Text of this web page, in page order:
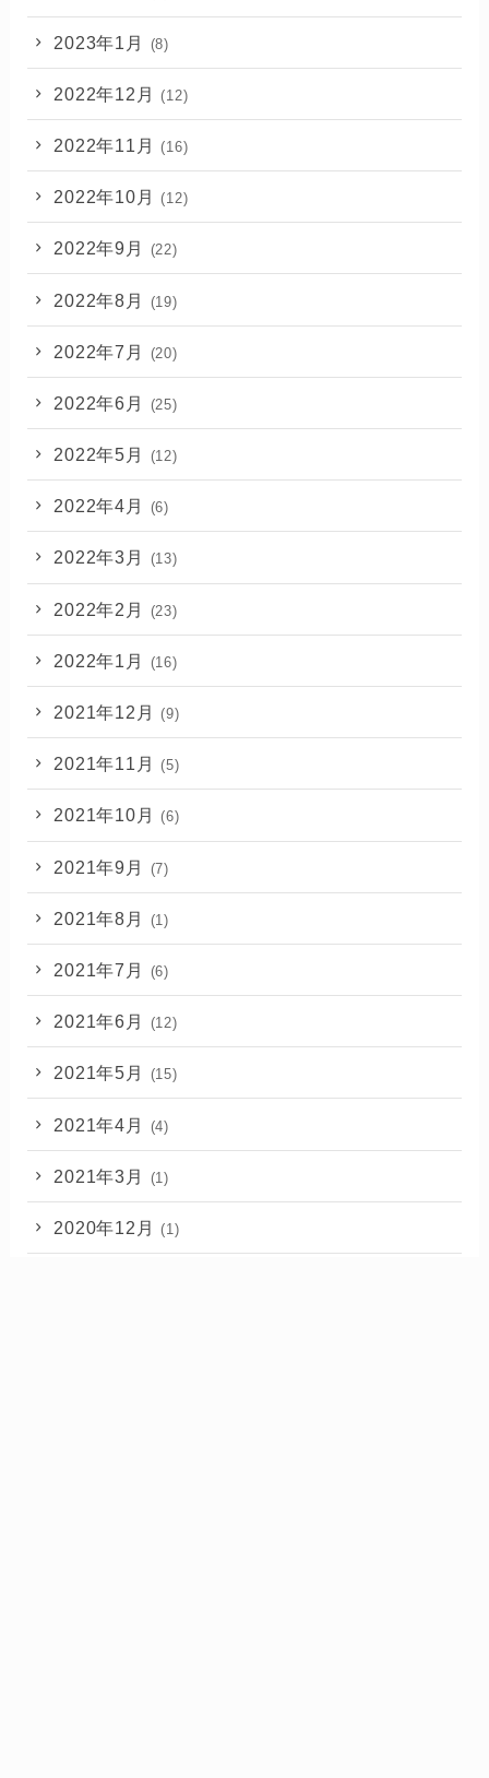
2023年1月 (8)
2022年12月 (12)
2022年11月 (16)
2022年10月 (12)
2022年9月 (22)
2022年8月 (19)
2022年7月 (20)
2022年6月 (25)
2022年5月 (12)
2022年4月 (6)
2022年3月 (13)
2022年2月 (23)
2022年1月 (16)
2021年12月 (9)
2021年11月 (5)
2021年10月 (6)
2021年9月 (7)
2021年8月 (1)
2021年7月 (6)
2021年6月 (12)
2021年5月 (15)
2021年4月 (4)
2021年3月 (1)
2020年12月 (1)